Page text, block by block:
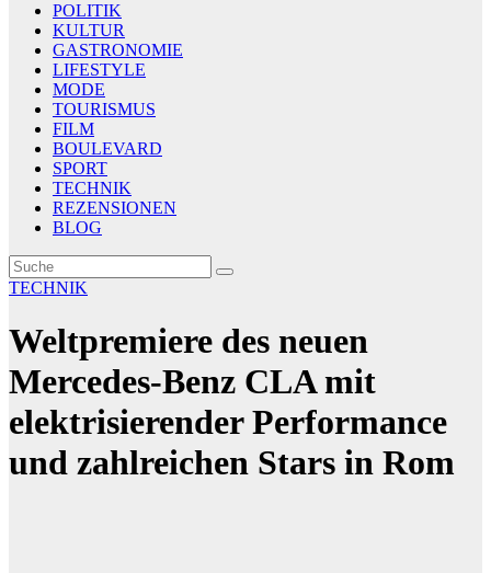
POLITIK
KULTUR
GASTRONOMIE
LIFESTYLE
MODE
TOURISMUS
FILM
BOULEVARD
SPORT
TECHNIK
REZENSIONEN
BLOG
TECHNIK
Weltpremiere des neuen
Mercedes-Benz CLA mit
elektrisierender Performance
und zahlreichen Stars in Rom